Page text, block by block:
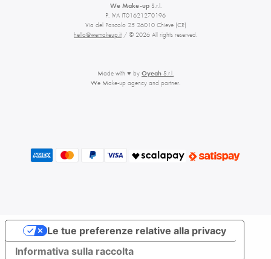
We Make-upS.r.l.
P. IVA IT01621270196
Via del Pascolo 25 26010 Chieve (CR)
hello@wemakeup.it / © 2026 All rights reserved.
Made with ♥ by Oyeah S.r.l.
We Make-up agency and partner.
Informativa sulla raccolta
Le tue preferenze relative alla privacy